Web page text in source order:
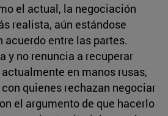
el actual, la negociación
realista, aún estándose
acuerdo entre las partes.
y no renuncia a recuperar
en manos rusas,
quienes rechazan negociar
el argumento de que hacerlo